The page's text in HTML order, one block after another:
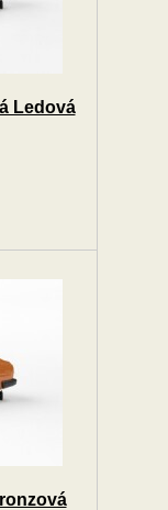
Ledová